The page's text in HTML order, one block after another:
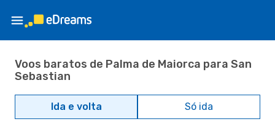
Voos baratos de Palma de Maiorca para San
Sebastian
Ida e volta Só ida